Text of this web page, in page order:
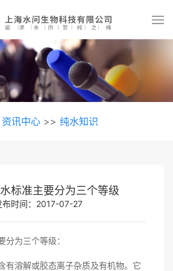
资讯中心 >> 纯水知识
标准主要分为三个等级
布时间：2017-07-27
分为三个等级：
有溶解或胶态离子杂质及有机物。它